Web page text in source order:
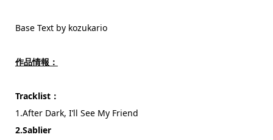
Base Text by kozukario
作品情報：
Tracklist：
1.After Dark, I’ll See My Friend
2.Sablier